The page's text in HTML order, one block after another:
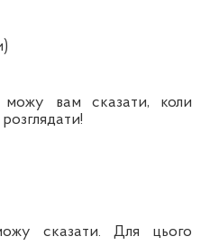
вам сказати, коли
сказати. Для цього